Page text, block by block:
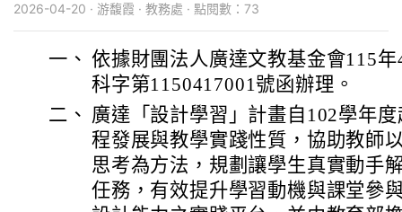
2026-04-20 · 游馥霞 · 教務處 · 點閱數：73
一、 依據財團法人廣達文教基金會115
科字第1150417001號函辦理。
二、 廣達「設計學習」計畫自102學年
程發展與教學實踐性質，協助教師
思考為方法，規劃讓學生真實動手
任務，有效提升學習動機與課堂參